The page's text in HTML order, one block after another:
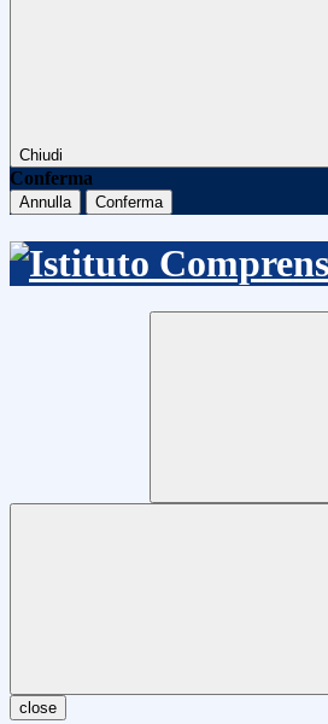
Chiudi
Conferma
Annulla Conferma
close